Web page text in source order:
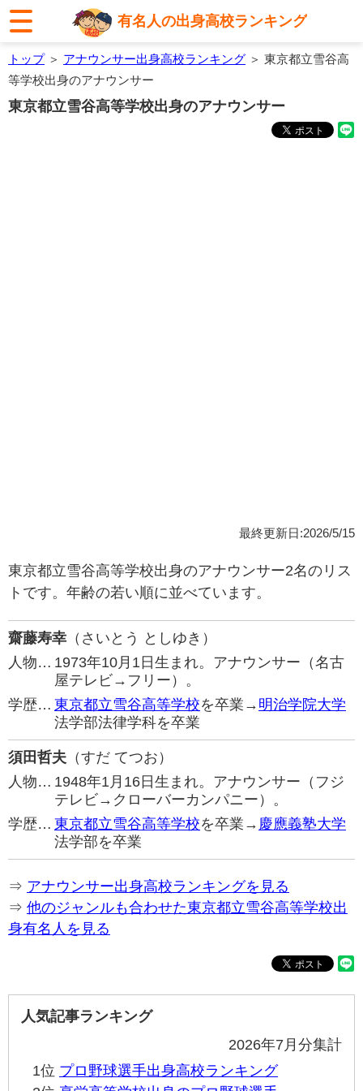
有名人の出身高校ランキング
トップ＞ アナウンサー出身高校ランキング ＞ 東京都立雪谷高
等学校出身のアナウンサー
東京都立雪谷高等学校出身のアナウンサー
最終更新日:2026/5/15
東京都立雪谷高等学校出身のアナウンサー2名のリス
トです。年齢の若い順に並べています。
齋藤寿幸 （さいとう としゆき）
人物… 1973年10月1日生まれ。アナウンサー（名古
屋テレビ→フリー）。
学歴… 東京都立雪谷高等学校を卒業→ 明治学院大学
法学部法律学科を卒業
須田哲夫 （すだ てつお）
人物… 1948年1月16日生まれ。アナウンサー（フジ
テレビ→クローバーカンパニー）。
学歴… 東京都立雪谷高等学校を卒業→ 慶應義塾大学
法学部を卒業
⇒ アナウンサー出身高校ランキングを見る
⇒ 他のジャンルも合わせた東京都立雪谷高等学校出
身有名人を見る
人気記事ランキング
2026年7月分集計
1位 プロ野球選手出身高校ランキング